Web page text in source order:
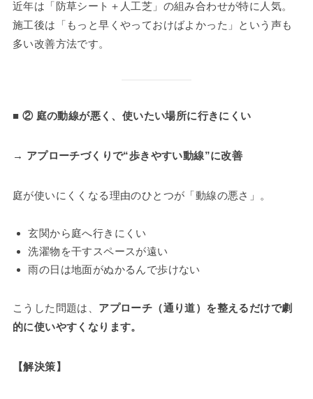
近年は「防草シート＋人工芝」の組み合わせが特に人気。
施工後は「もっと早くやっておけばよかった」という声も
多い改善方法です。
■ ② 庭の動線が悪く、使いたい場所に行きにくい
→ アプローチづくりで“歩きやすい動線”に改善
庭が使いにくくなる理由のひとつが「動線の悪さ」。
玄関から庭へ行きにくい
洗濯物を干すスペースが遠い
雨の日は地面がぬかるんで歩けない
こうした問題は、 アプローチ（通り道）を整えるだけで劇
的に使いやすくなります。
【解決策】